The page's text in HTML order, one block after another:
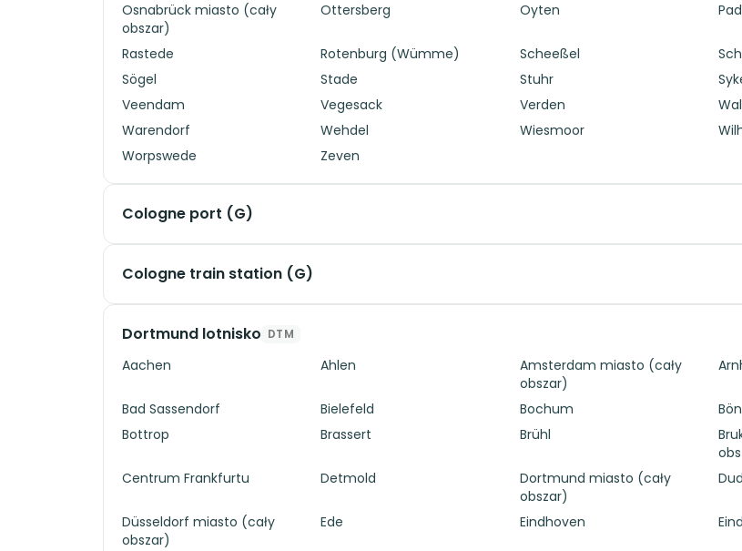
Osnabrück miasto (cały
obszar)
Ottersberg Oyten
Rastede Rotenburg (Wümme) Scheeßel
Sögel
Stade Stuhr
Veendam
Vegesack Verden
Warendorf
Wehdel Wiesmoor
Worpswede
Zeven
Cologne port (G)
Cologne train station (G)
Dortmund lotnisko DTM
Aachen Ahlen
Amsterdam miasto (cały
obszar)
Bad Sassendorf Bielefeld Bochum
Bottrop
Brassert Brühl
Centrum Frankfurtu Detmold
Dortmund miasto (cały
obszar)
Düsseldorf miasto (cały
obszar)
Ede Eindhoven